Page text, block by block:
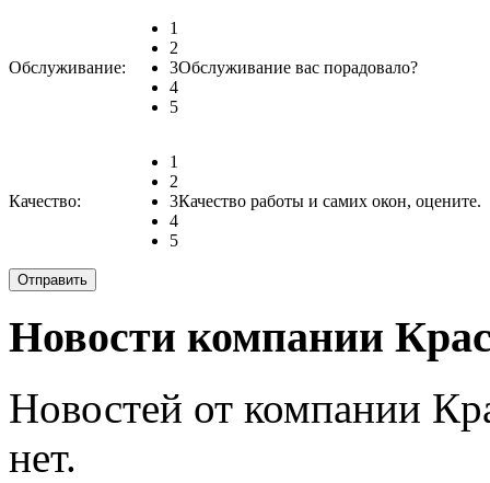
Обслуживание:
1
2
3
4
5
Обслуживание вас порадовало?
Качество:
1
2
3
4
5
Качество работы и самих окон, оцените.
Новости компании
Новостей от компании
нет.